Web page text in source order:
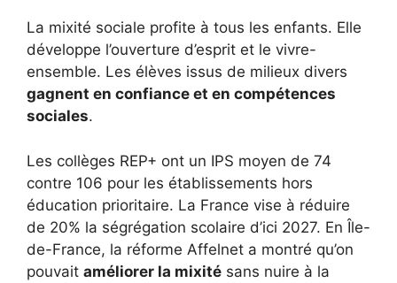
La mixité sociale profite à tous les enfants. Elle
développe l’ouverture d’esprit et le vivre-
ensemble. Les élèves issus de milieux divers
gagnent en confiance et en compétences
sociales.
Les collèges REP+ ont un IPS moyen de 74
contre 106 pour les établissements hors
éducation prioritaire. La France vise à réduire
de 20% la ségrégation scolaire d’ici 2027. En Île-
de-France, la réforme Affelnet a montré qu’on
pouvait améliorer la mixité sans nuire à la